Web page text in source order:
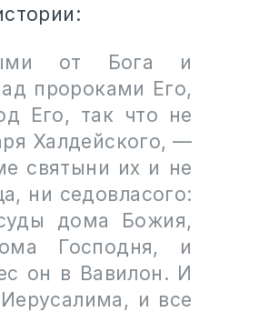
от Бога и
пророками Его,
Его, так что не
Халдейского, —
святыни их и не
ни седовласого:
дома Божия,
Господня, и
он в Вавилон. И
и все